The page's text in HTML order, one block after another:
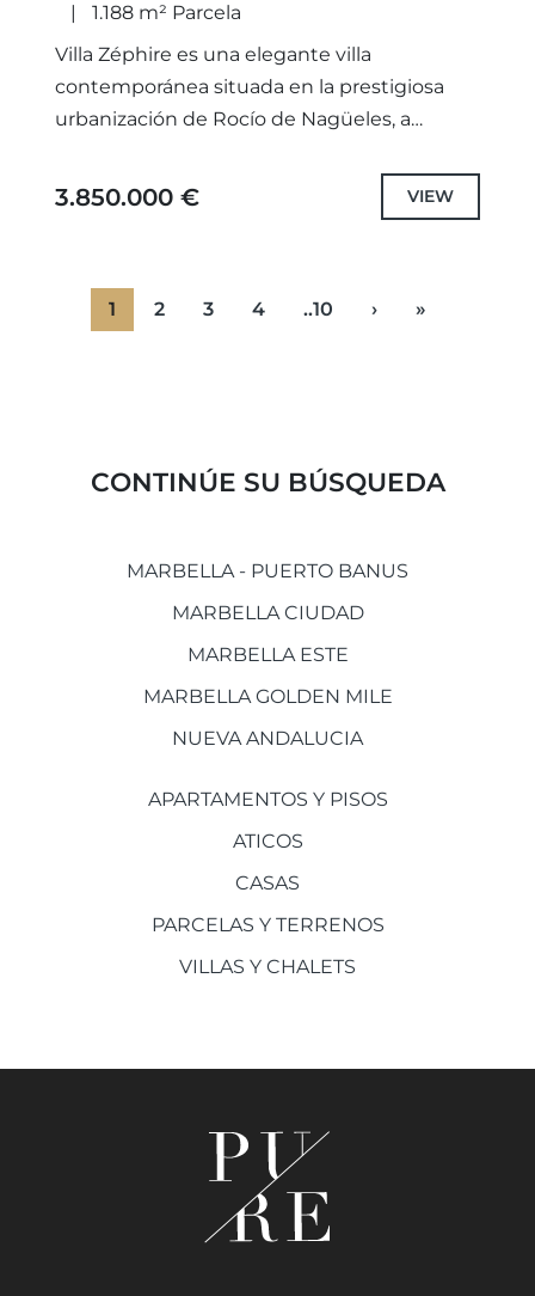
1.188 m² Parcela
Villa Zéphire es una elegante villa
contemporánea situada en la prestigiosa
urbanización de Rocío de Nagüeles, a
Marbella. Completamente renovada, esta
3.850.000 € VIEW
1 2 3 4 ..10 › »
CONTINÚE SU BÚSQUEDA
MARBELLA - PUERTO BANUS
MARBELLA CIUDAD
MARBELLA ESTE
MARBELLA GOLDEN MILE
NUEVA ANDALUCIA
APARTAMENTOS Y PISOS
ATICOS
CASAS
PARCELAS Y TERRENOS
VILLAS Y CHALETS